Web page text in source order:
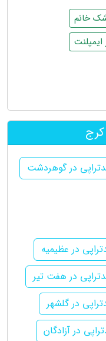
خانم
در گوهردشت
در عظیمیه
در هفت تیر
در گلشهر
در آزادگان